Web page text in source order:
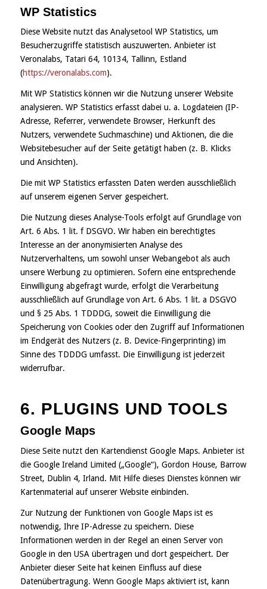
WP Statistics
Diese Website nutzt das Analysetool WP Statistics, um
Besucherzugriffe statistisch auszuwerten. Anbieter ist
Veronalabs, Tatari 64, 10134, Tallinn, Estland
(https://veronalabs.com).
Mit WP Statistics können wir die Nutzung unserer Website
analysieren. WP Statistics erfasst dabei u. a. Logdateien (IP-
Adresse, Referrer, verwendete Browser, Herkunft des
Nutzers, verwendete Suchmaschine) und Aktionen, die die
Websitebesucher auf der Seite getätigt haben (z. B. Klicks
und Ansichten).
Die mit WP Statistics erfassten Daten werden ausschließlich
auf unserem eigenen Server gespeichert.
Die Nutzung dieses Analyse-Tools erfolgt auf Grundlage von
Art. 6 Abs. 1 lit. f DSGVO. Wir haben ein berechtigtes
Interesse an der anonymisierten Analyse des
Nutzerverhaltens, um sowohl unser Webangebot als auch
unsere Werbung zu optimieren. Sofern eine entsprechende
Einwilligung abgefragt wurde, erfolgt die Verarbeitung
ausschließlich auf Grundlage von Art. 6 Abs. 1 lit. a DSGVO
und § 25 Abs. 1 TDDDG, soweit die Einwilligung die
Speicherung von Cookies oder den Zugriff auf Informationen
im Endgerät des Nutzers (z. B. Device-Fingerprinting) im
Sinne des TDDDG umfasst. Die Einwilligung ist jederzeit
widerrufbar.
6. PLUGINS UND TOOLS
Google Maps
Diese Seite nutzt den Kartendienst Google Maps. Anbieter ist
die Google Ireland Limited („Google“), Gordon House, Barrow
Street, Dublin 4, Irland. Mit Hilfe dieses Dienstes können wir
Kartenmaterial auf unserer Website einbinden.
Zur Nutzung der Funktionen von Google Maps ist es
notwendig, Ihre IP-Adresse zu speichern. Diese
Informationen werden in der Regel an einen Server von
Google in den USA übertragen und dort gespeichert. Der
Anbieter dieser Seite hat keinen Einfluss auf diese
Datenübertragung. Wenn Google Maps aktiviert ist, kann